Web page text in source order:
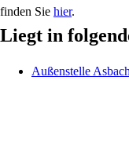
finden Sie hier.
Liegt in
Außenstelle Asbach